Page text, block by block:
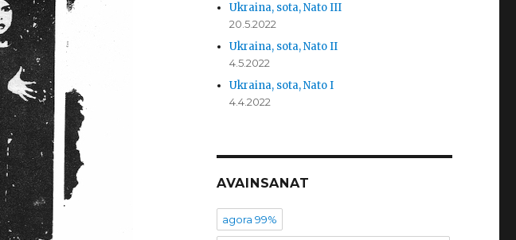
Ukraina, sota, Nato III
20.5.2022
Ukraina, sota, Nato II
4.5.2022
Ukraina, sota, Nato I
4.4.2022
AVAINSANAT
agora 99%